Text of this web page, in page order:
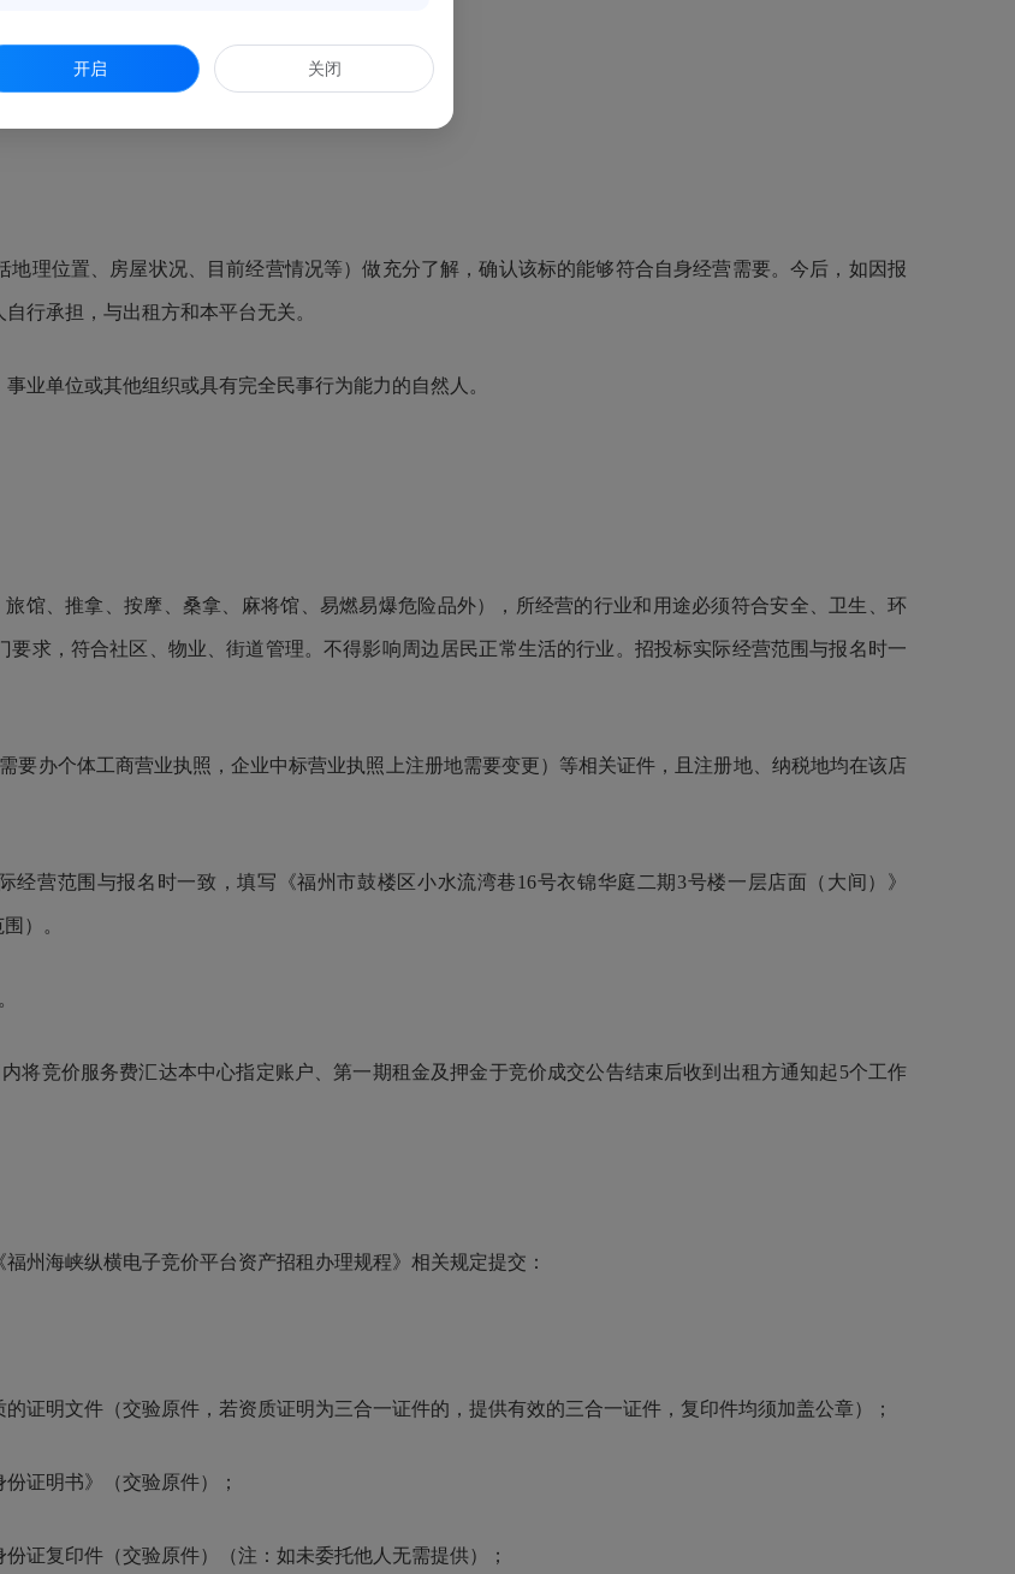
担。
位置、房屋状况、目前经营情况等）做充分了解，确认该标的能够符合自身经营需要。今后，如因报
行承担，与出租方和本平台无关。
单位或其他组织或具有完全民事行为能力的自然人。
、推拿、按摩、桑拿、麻将馆、易燃易爆危险品外），所经营的行业和用途必须符合安全、卫生、环
求，符合社区、物业、街道管理。不得影响周边居民正常生活的行业。招投标实际经营范围与报名时一
办个体工商营业执照，企业中标营业执照上注册地需要变更）等相关证件，且注册地、纳税地均在该店
范围与报名时一致，填写《福州市鼓楼区小水流湾巷16号衣锦华庭二期3号楼一层店面（大间）》
）。
竞价服务费汇达本中心指定账户、第一期租金及押金于竞价成交公告结束后收到出租方通知起5个工作
海峡纵横电子竞价平台资产招租办理规程》相关规定提交：
明文件（交验原件，若资质证明为三合一证件的，提供有效的三合一证件，复印件均须加盖公章）；
证明书》（交验原件）；
复印件（交验原件）（注：如未委托他人无需提供）；
开启 关闭